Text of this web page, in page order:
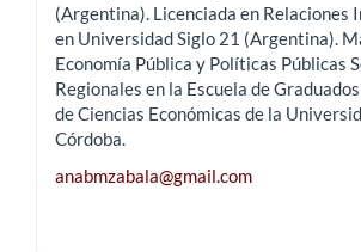
(Argentina). Licenciada en Relaciones
en Universidad Siglo 21 (Argentina).
Economía Pública y Políticas Públicas
Regionales en la Escuela de
de Ciencias Económicas de la
Córdoba.
anabmzabala@gmail.com